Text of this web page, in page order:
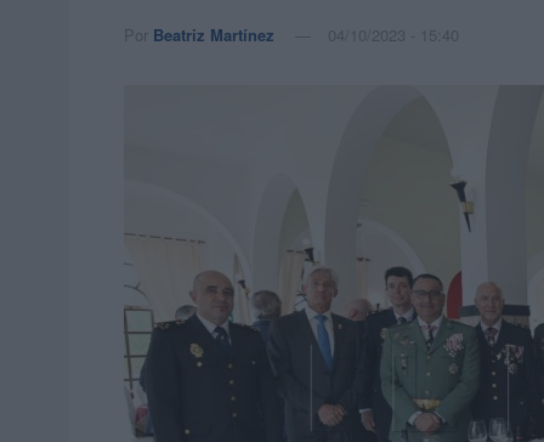
Por Beatriz Martínez 04/10/2023 - 15:40